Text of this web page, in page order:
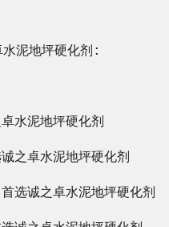
泥地坪硬化剂:
水泥地坪硬化剂
诚之卓水泥地坪硬化剂
选诚之卓水泥地坪硬化剂